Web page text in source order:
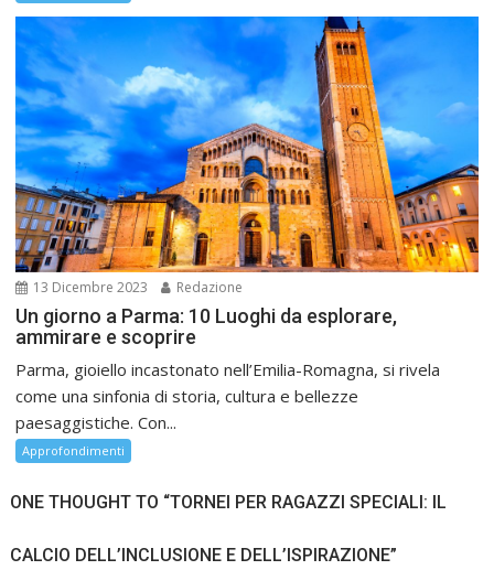
13 Dicembre 2023 Redazione
Un giorno a Parma: 10 Luoghi da esplorare,
ammirare e scoprire
Parma, gioiello incastonato nell’Emilia-Romagna, si rivela
come una sinfonia di storia, cultura e bellezze
paesaggistiche. Con...
Approfondimenti
ONE THOUGHT TO “TORNEI PER RAGAZZI SPECIALI: IL
CALCIO DELL’INCLUSIONE E DELL’ISPIRAZIONE”